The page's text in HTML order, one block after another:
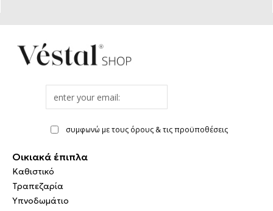
συμφωνώ με τους όρους & τις προϋποθέσεις
Οικιακά έπιπλα
Καθιστικό
Τραπεζαρία
Υπνοδωμάτιο